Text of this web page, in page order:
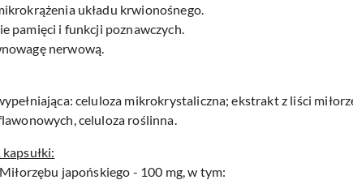
układu krwionośnego.
pamięci i funkcji poznawczych.
nerwową.
celuloza mikrokrystaliczna; ekstrakt z liści
celuloza roślinna.
japońskiego - 100 mg, w tym: